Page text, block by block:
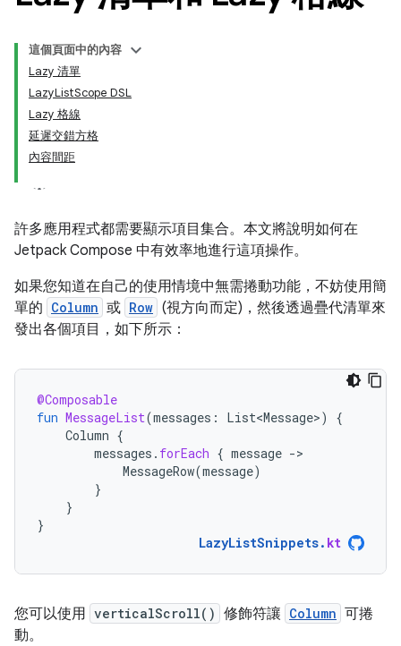
這個頁面中的內容
Lazy 清單
LazyListScope DSL
Lazy 格線
延遲交錯方格
內容間距
許多應用程式都需要顯示項目集合。本文將說明如何在
Jetpack Compose 中有效率地進行這項操作。
如果您知道在自己的使用情境中無需捲動功能，不妨使用簡
單的 Column 或 Row (視方向而定)，然後透過疊代清單來
發出各個項目，如下所示：
@Composable
fun MessageList(messages : List<Message>)
{
Column {
messages . forEach { message -
MessageRow(message)
}
}
}
LazyListSnippets. kt
您可以使用 verticalScroll() 修飾符讓 Column 可捲
動。